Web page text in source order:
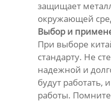
защищает
окружающей
Выбор и
При выборе
стандарту. Не
надежной и
будут работать,
работы.